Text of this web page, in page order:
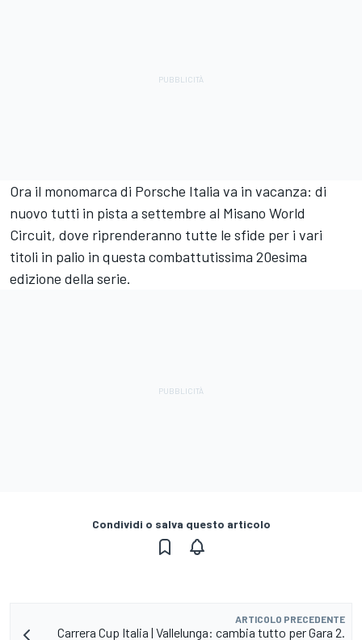
Ora il monomarca di Porsche Italia va in vacanza: di
nuovo tutti in pista a settembre al Misano World
Circuit, dove riprenderanno tutte le sfide per i vari
titoli in palio in questa combattutissima 20esima
edizione della serie.
Condividi o salva questo articolo
ARTICOLO PRECEDENTE
Carrera Cup Italia | Vallelunga: cambia tutto per Gara 2.